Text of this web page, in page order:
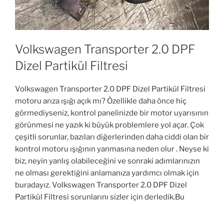
Volkswagen Transporter 2.0 DPF
Dizel Partikül Filtresi
Volkswagen Transporter 2.0 DPF Dizel Partikül Filtresi
motoru arıza ışığı açık mı? Özellikle daha önce hiç
görmediyseniz, kontrol panelinizde bir motor uyarısının
görünmesi ne yazık ki büyük problemlere yol açar. Çok
çeşitli sorunlar, bazıları diğerlerinden daha ciddi olan bir
kontrol motoru ışığının yanmasına neden olur . Neyse ki
biz, neyin yanlış olabileceğini ve sonraki adımlarınızın
ne olması gerektiğini anlamanıza yardımcı olmak için
buradayız. Volkswagen Transporter 2.0 DPF Dizel
Partikül Filtresi sorunlarını sizler için derledik.Bu